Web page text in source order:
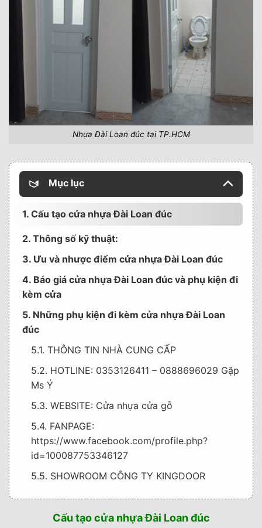
Nhựa Đài Loan đúc tại TP.HCM
Mục lục
1. Cấu tạo cửa nhựa Đài Loan đúc
2. Thông số kỹ thuật:
3. Ưu và nhược điểm cửa nhựa Đài Loan đúc
4. Báo giá cửa nhựa Đài Loan đúc và phụ kiện đi
kèm cửa
5. Những phụ kiện đi kèm cửa nhựa Đài Loan
đúc
5.1. THÔNG TIN NHÀ CUNG CẤP
5.2. HOTLINE: 0353126411 – 0888696029 Gặp
Ms Ý
5.3. WEBSITE: Cửa nhựa cửa gỗ
5.4. FANPAGE:
https://www.facebook.com/profile.php?
id=100087753346127
5.5. SHOWROOM CÔNG TY KINGDOOR
5.6. SHOWROOM 1: 639 QL 13 P.Hiệp Bình
Phước, TP.Thủ Đức
Cấu tạo cửa nhựa Đài Loan đúc